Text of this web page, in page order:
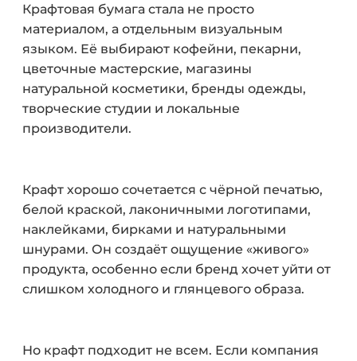
Крафтовая бумага стала не просто
материалом, а отдельным визуальным
языком. Её выбирают кофейни, пекарни,
цветочные мастерские, магазины
натуральной косметики, бренды одежды,
творческие студии и локальные
производители.
Крафт хорошо сочетается с чёрной печатью,
белой краской, лаконичными логотипами,
наклейками, бирками и натуральными
шнурами. Он создаёт ощущение «живого»
продукта, особенно если бренд хочет уйти от
слишком холодного и глянцевого образа.
Но крафт подходит не всем. Если компания